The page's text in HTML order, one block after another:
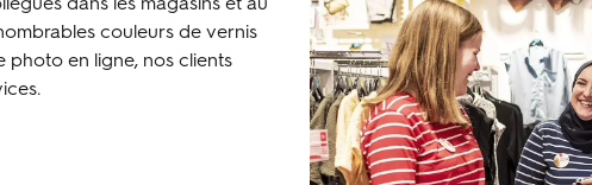
couleurs de vernis
photo en ligne, nos clients